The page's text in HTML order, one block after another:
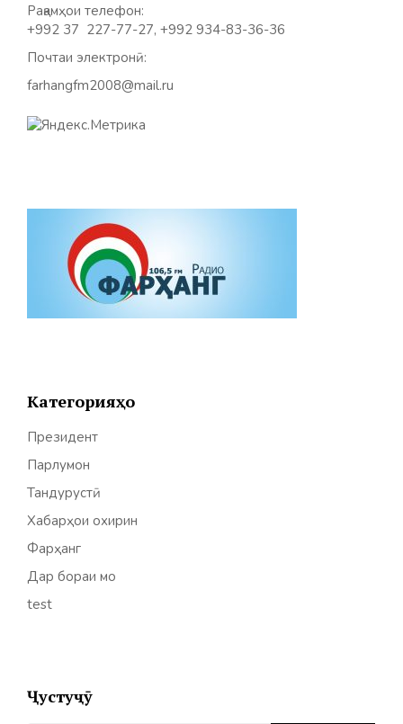
Рақамҳои телефон:
+992 37 227-77-27, +992 934-83-36-36
Почтаи электронӣ:
farhangfm2008@mail.ru
Категорияҳо
Президент
Парлумон
Тандурустӣ
Хабарҳои охирин
Фарҳанг
Дар бораи мо
test
Ҷустуҷӯ